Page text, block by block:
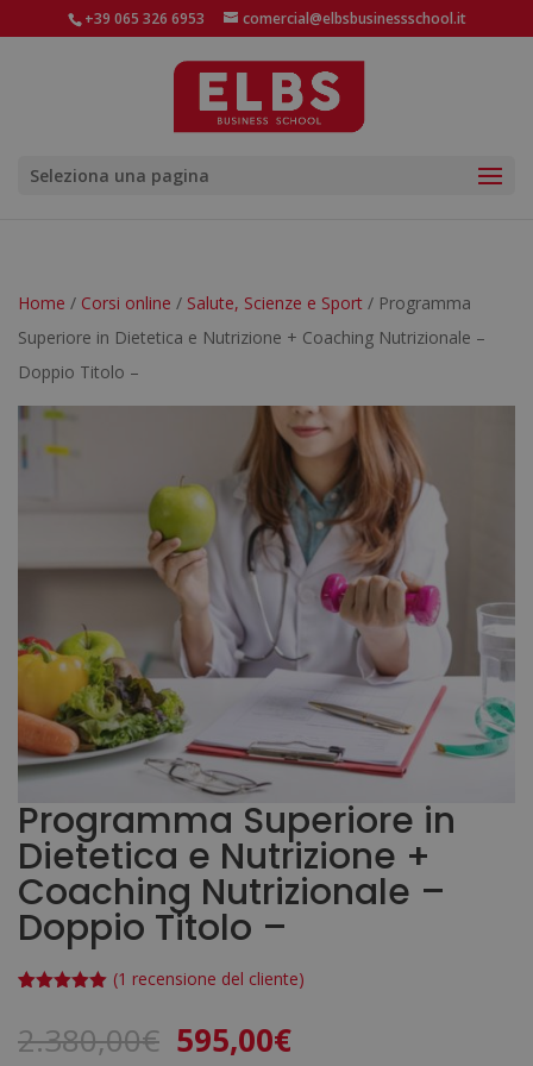
+39 065 326 6953 comercial@elbsbusinessschool.it
Seleziona una pagina
Home / Corsi online / Salute, Scienze e Sport / Programma
Superiore in Dietetica e Nutrizione + Coaching Nutrizionale –
Doppio Titolo –
Programma Superiore in
Dietetica e Nutrizione +
Coaching Nutrizionale –
Doppio Titolo –
su base
di
(1 recensione del cliente)
2.380,00€ Il
595,00€Il